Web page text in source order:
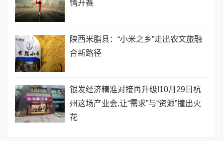
情开赛
陕西米脂县：“小米之乡”走出农文旅融
合新路径
银发经济精准对接再升级!10月29日杭
州这场产业会,让“需求”与“资源”撞出火
花